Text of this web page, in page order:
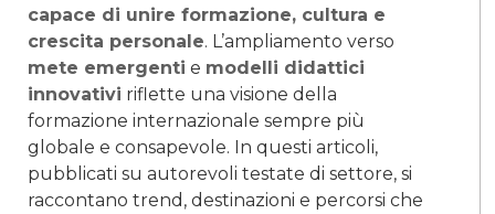
capace di unire formazione, cultura e
crescita personale. L’ampliamento verso
mete emergenti e modelli didattici
innovativi riflette una visione della
formazione internazionale sempre più
globale e consapevole. In questi articoli,
pubblicati su autorevoli testate di settore, si
raccontano trend, destinazioni e percorsi che